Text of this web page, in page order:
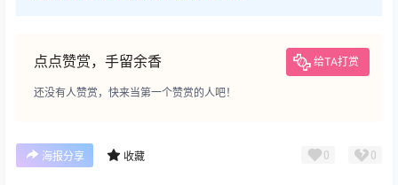
点点赞赏，手留余香 给TA打赏
还没有人赞赏，快来当第一个赞赏的人吧！
海报分享 收藏 0 0